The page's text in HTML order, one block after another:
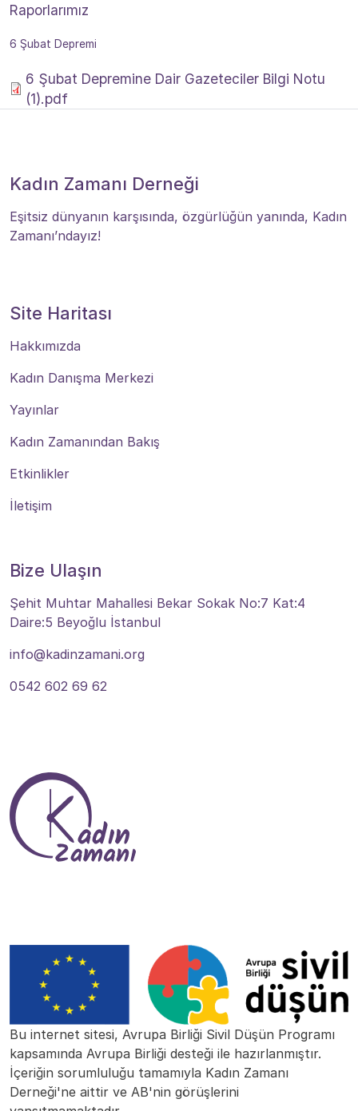
Raporlarımız
6 Şubat Depremi
6 Şubat Depremine Dair Gazeteciler Bilgi Notu
(1).pdf
Kadın Zamanı Derneği
Eşitsiz dünyanın karşısında, özgürlüğün yanında, Kadın
Zamanı’ndayız!
Site Haritası
Hakkımızda
Kadın Danışma Merkezi
Yayınlar
Kadın Zamanından Bakış
Etkinlikler
İletişim
Bize Ulaşın
Şehit Muhtar Mahallesi Bekar Sokak No:7 Kat:4
Daire:5 Beyoğlu İstanbul
info@kadinzamani.org
0542 602 69 62
Bu internet sitesi, Avrupa Birliği Sivil Düşün Programı
kapsamında Avrupa Birliği desteği ile hazırlanmıştır.
İçeriğin sorumluluğu tamamıyla Kadın Zamanı
Derneği'ne aittir ve AB'nin görüşlerini